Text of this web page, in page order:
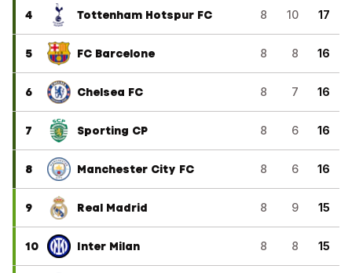
4 Tottenham Hotspur FC 8 10 17
5 FC Barcelone 8 8 16
6 Chelsea FC 8 7 16
7 Sporting CP 8 6 16
8 Manchester City FC 8 6 16
9 Real Madrid 8 9 15
10 Inter Milan 8 8 15